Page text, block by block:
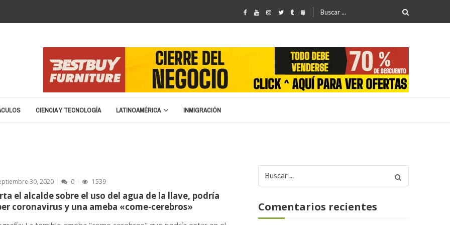
Buscar
CIENCIA Y TECNOLOGÍA LATINOAMÉRICA INMIGRACIÓN
cierre y liquidación
migratoria: “No vamos a devolver a un terrorist...
30, 2020 0 1539
el alcalde sobre el uso del agua de la llave, podría
coronavirus y una ameba «come-cerebros»
por:
Comentarios recientes